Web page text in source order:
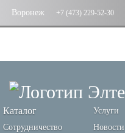
Воронеж +7 (473) 229-52-30
Каталог Услуги
Сотрудничество
Новости